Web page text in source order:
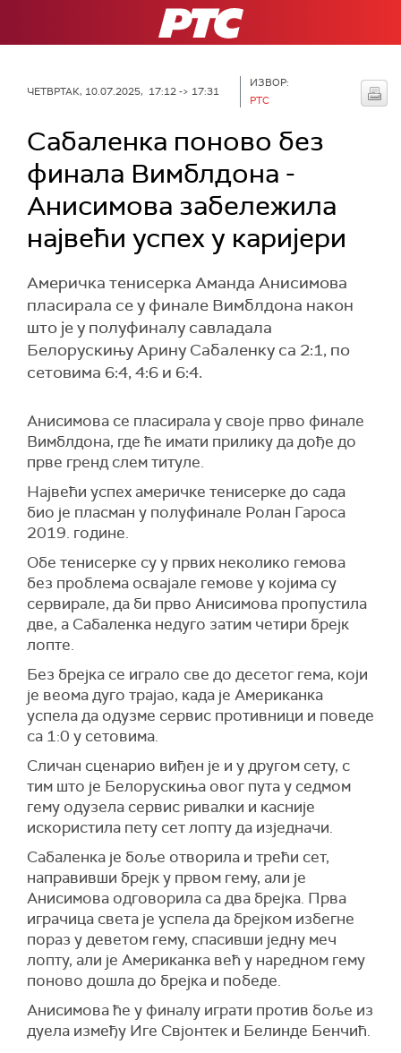
РТС
ЧЕТВРТАК, 10.07.2025, 17:12 -> 17:31
ИЗВОР:
РТС
Сабаленка поново без
финала Вимблдона -
Анисимова забележила
највећи успех у каријери
Америчка тенисерка Аманда Анисимова
пласирала се у финале Вимблдона након
што је у полуфиналу савладала
Белорускињу Арину Сабаленку са 2:1, по
сетовима 6:4, 4:6 и 6:4.
Анисимова се пласирала у своје прво финале
Вимблдона, где ће имати прилику да дође до
прве гренд слем титуле.
Највећи успех америчке тенисерке до сада
био је пласман у полуфинале Ролан Гароса
2019. године.
Обе тенисерке су у првих неколико гемова
без проблема освајале гемове у којима су
сервирале, да би прво Анисимова пропустила
две, а Сабаленка недуго затим четири брејк
лопте.
Без брејка се играло све до десетог гема, који
је веома дуго трајао, када је Американка
успела да одузме сервис противници и поведе
са 1:0 у сетовима.
Сличан сценарио виђен је и у другом сету, с
тим што је Белорускиња овог пута у седмом
гему одузела сервис ривалки и касније
искористила пету сет лопту да изједначи.
Сабаленка је боље отворила и трећи сет,
направивши брејк у првом гему, али је
Анисимова одговорила са два брејка. Прва
играчица света је успела да брејком избегне
пораз у деветом гему, спасивши једну меч
лопту, али је Американка већ у наредном гему
поново дошла до брејка и победе.
Анисимова ће у финалу играти против боље из
дуела између Иге Свјонтек и Белинде Бенчић.